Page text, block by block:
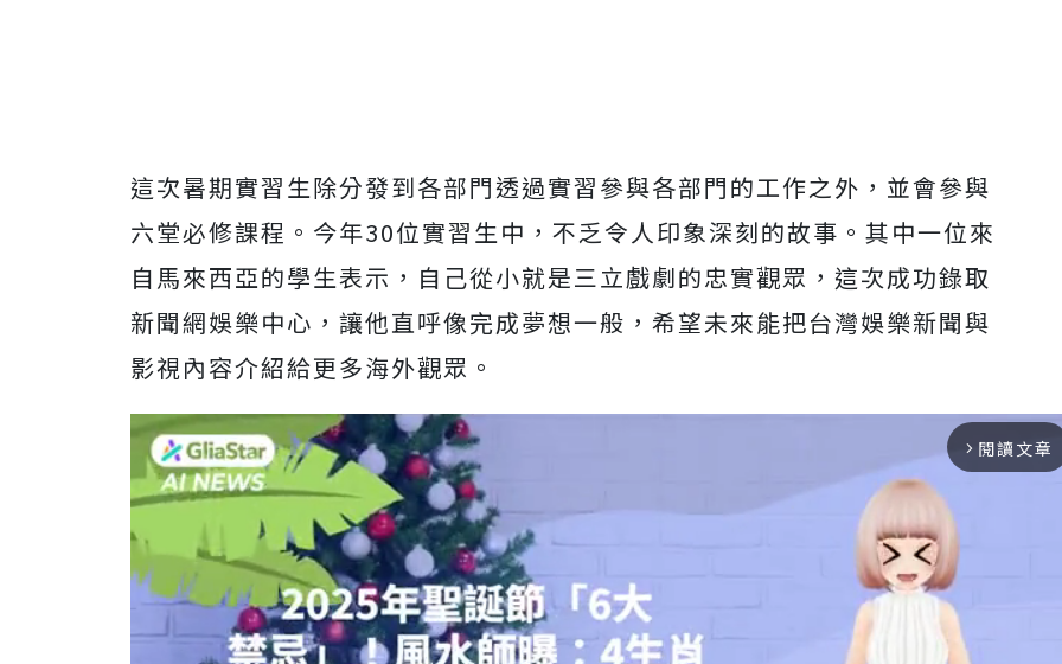
這次暑期實習生除分發到各部門透過實習參與各部門的工作之外，並會參與
六堂必修課程。今年30位實習生中，不乏令人印象深刻的故事。其中一位來
自馬來西亞的學生表示，自己從小就是三立戲劇的忠實觀眾，這次成功錄取
新聞網娛樂中心，讓他直呼像完成夢想一般，希望未來能把台灣娛樂新聞與
影視內容介紹給更多海外觀眾。
arrow_forward_ios 閱讀文章